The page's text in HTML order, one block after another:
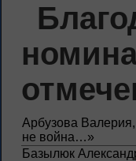
Арбузова
не война…»
Базылюк